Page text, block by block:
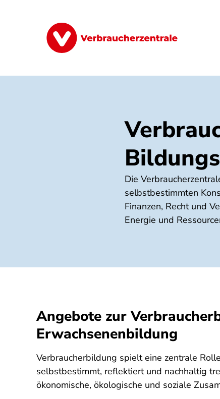
Finanzen Digitales Lebensmittel
Die
selbstbestimmten
Finanzen, Recht und
Energie und
Angebote zur
Erwachsenenbildung
Verbraucherbildung spielt eine zentrale
selbstbestimmt, reflektiert und nachhaltig
ökonomische, ökologische und soziale